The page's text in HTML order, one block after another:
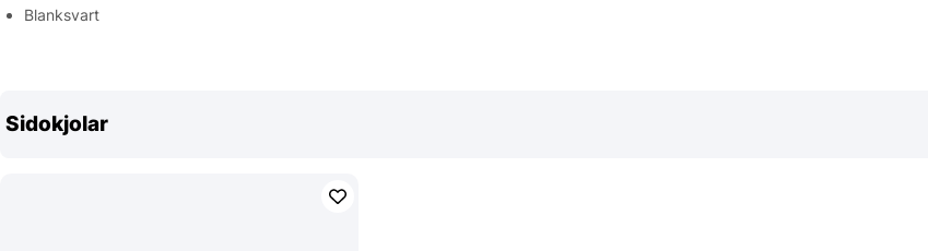
Blanksvart
Sidokjolar